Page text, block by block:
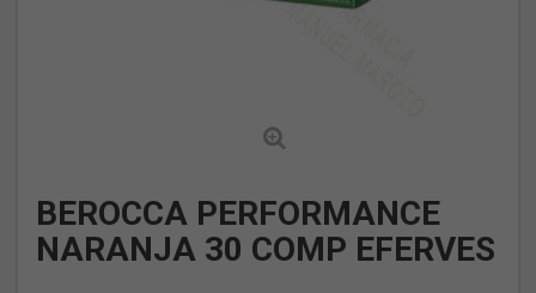
BEROCCA PERFORMANCE
NARANJA 30 COMP EFERVES